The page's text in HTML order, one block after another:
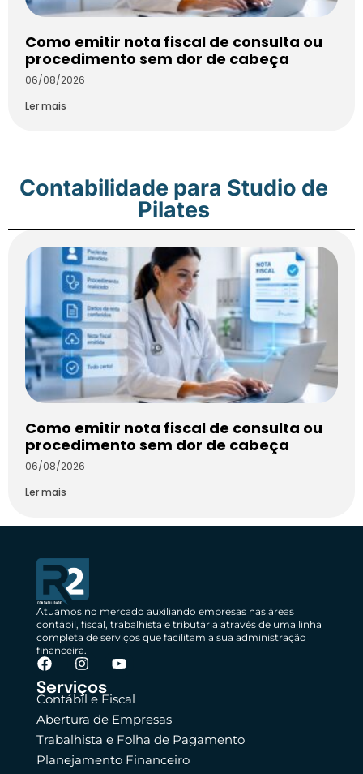
Como emitir nota fiscal de consulta ou
procedimento sem dor de cabeça
06/08/2026
Ler mais
Contabilidade para Studio de
Pilates
Como emitir nota fiscal de consulta ou
procedimento sem dor de cabeça
06/08/2026
Ler mais
Atuamos no mercado auxiliando empresas nas áreas
contábil, fiscal, trabalhista e tributária através de uma linha
completa de serviços que facilitam a sua administração
financeira.
Serviços
Contábil e Fiscal
Abertura de Empresas
Trabalhista e Folha de Pagamento
Planejamento Financeiro